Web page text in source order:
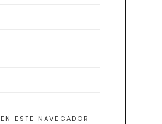
ESTE NAVEGADOR